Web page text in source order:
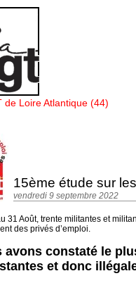
de Loire Atlantique (44)
15ème étude sur
vendredi 9 septembre 2022
31 Août, trente militantes et
des privés d’emploi.
avons constaté le
et donc